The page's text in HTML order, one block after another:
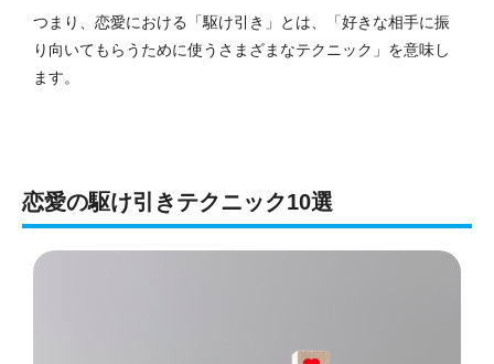
つまり、恋愛における「駆け引き」とは、「好きな相手に振
り向いてもらうために使うさまざまなテクニック」を意味し
ます。
恋愛の駆け引きテクニック10選